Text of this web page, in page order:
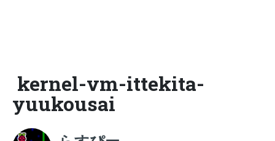
kernel-vm-ittekita-
yuukousai